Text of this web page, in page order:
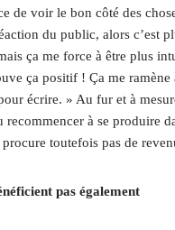
de voir le bon côté des
du public, alors c’est
ça me force à être plus
ça positif ! Ça me ramène
écrire. » Au fur et à
à se produire
toutefois pas de
pas également